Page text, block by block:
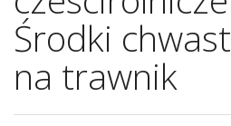
Środki
na trawnik